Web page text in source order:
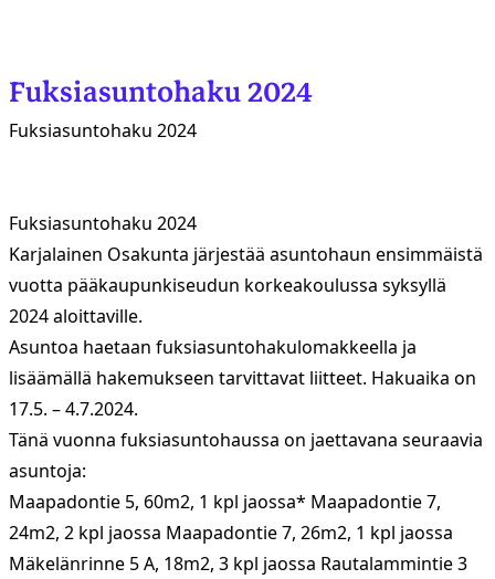
Fuksiasuntohaku 2024
Fuksiasuntohaku 2024
Fuksiasuntohaku 2024
Karjalainen Osakunta järjestää asuntohaun ensimmäistä
vuotta pääkaupunkiseudun korkeakoulussa syksyllä
2024 aloittaville.
Asuntoa haetaan fuksiasuntohakulomakkeella ja
lisäämällä hakemukseen tarvittavat liitteet. Hakuaika on
17.5. – 4.7.2024.
Tänä vuonna fuksiasuntohaussa on jaettavana seuraavia
asuntoja:
Maapadontie 5, 60m2, 1 kpl jaossa* Maapadontie 7,
24m2, 2 kpl jaossa Maapadontie 7, 26m2, 1 kpl jaossa
Mäkelänrinne 5 A, 18m2, 3 kpl jaossa Rautalammintie 3